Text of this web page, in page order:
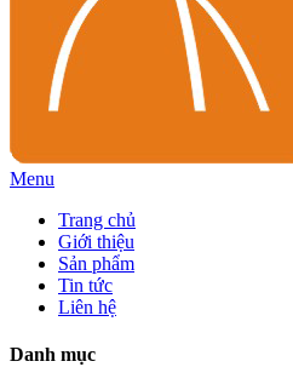
Menu
Trang chủ
Giới thiệu
Sản phẩm
Tin tức
Liên hệ
Danh mục